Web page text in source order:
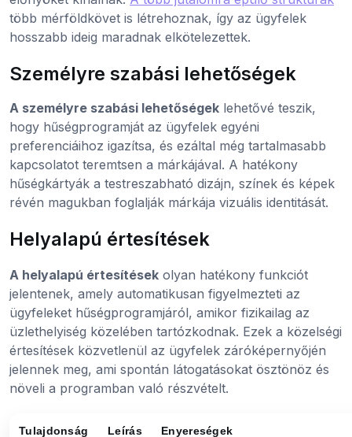
több mérföldkövet is létrehoznak, így az ügyfelek
hosszabb ideig maradnak elkötelezettek.
Személyre szabási lehetőségek
A személyre szabási lehetőségek lehetővé teszik,
hogy hűségprogramját az ügyfelek egyéni
preferenciáihoz igazítsa, és ezáltal még tartalmasabb
kapcsolatot teremtsen a márkájával. A hatékony
hűségkártyák a testreszabható dizájn, színek és képek
révén magukban foglalják márkája vizuális identitását.
Helyalapú értesítések
A helyalapú értesítések olyan hatékony funkciót
jelentenek, amely automatikusan figyelmezteti az
ügyfeleket hűségprogramjáról, amikor fizikailag az
üzlethelyiség közelében tartózkodnak. Ezek a közelségi
értesítések közvetlenül az ügyfelek záróképernyőjén
jelennek meg, ami spontán látogatásokat ösztönöz és
növeli a programban való részvételt.
Tulajdonság Leírás Enyereségek